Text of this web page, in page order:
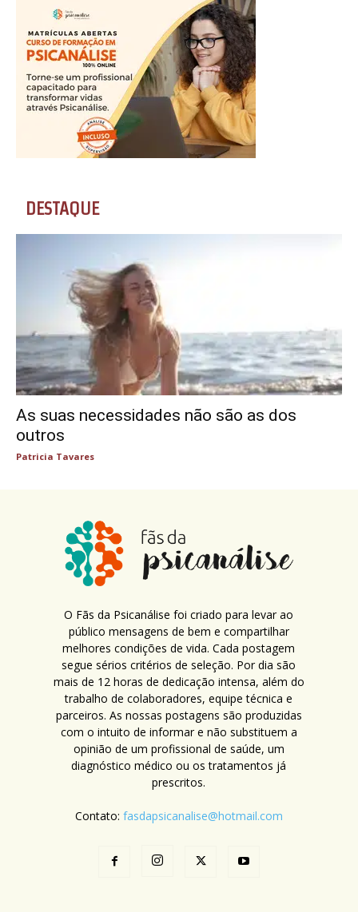
DESTAQUE
As suas necessidades não são as dos
outros
Patricia Tavares
O Fãs da Psicanálise foi criado para levar ao
público mensagens de bem e compartilhar
melhores condições de vida. Cada postagem
segue sérios critérios de seleção. Por dia são
mais de 12 horas de dedicação intensa, além do
trabalho de colaboradores, equipe técnica e
parceiros. As nossas postagens são produzidas
com o intuito de informar e não substituem a
opinião de um profissional de saúde, um
diagnóstico médico ou os tratamentos já
prescritos.
Contato: fasdapsicanalise@hotmail.com